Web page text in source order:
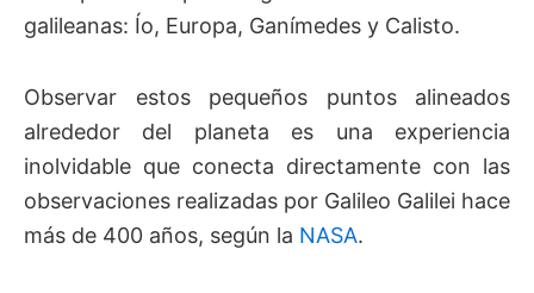
galileanas: Ío, Europa, Ganímedes y Calisto.
Observar estos pequeños puntos alineados
alrededor del planeta es una experiencia
inolvidable que conecta directamente con las
observaciones realizadas por Galileo Galilei hace
más de 400 años, según la NASA.